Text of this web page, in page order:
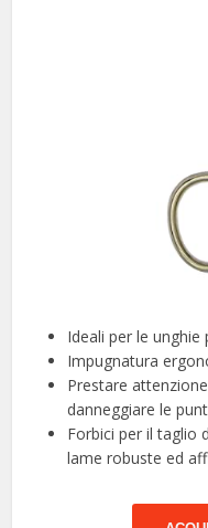
Ideali per le unghie
Impugnatura
Prestare
danneggiare le
Forbici per il taglio
lame robuste ed